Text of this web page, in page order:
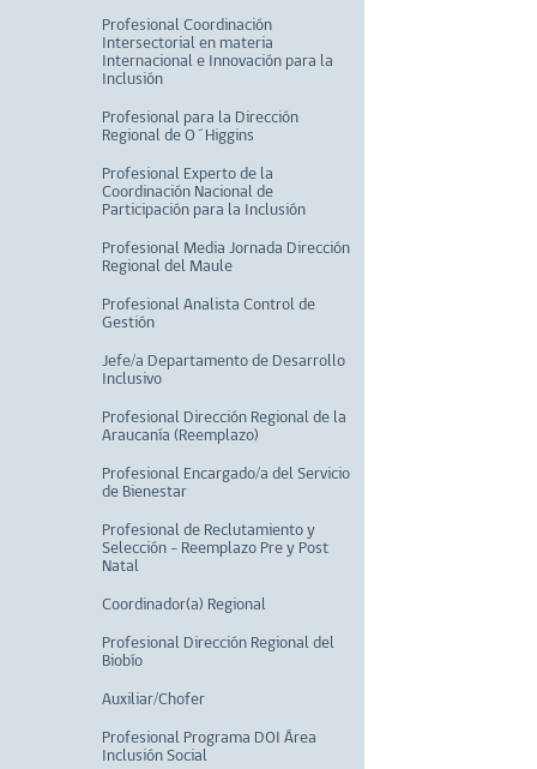
Profesional Coordinación
Intersectorial en materia
Internacional e Innovación para la
Inclusión
Profesional para la Dirección
Regional de O´Higgins
Profesional Experto de la
Coordinación Nacional de
Participación para la Inclusión
Profesional Media Jornada Dirección
Regional del Maule
Profesional Analista Control de
Gestión
Jefe/a Departamento de Desarrollo
Inclusivo
Profesional Dirección Regional de la
Araucanía (Reemplazo)
Profesional Encargado/a del Servicio
de Bienestar
Profesional de Reclutamiento y
Selección - Reemplazo Pre y Post
Natal
Coordinador(a) Regional
Profesional Dirección Regional del
Biobío
Auxiliar/Chofer
Profesional Programa DOI Área
Inclusión Social